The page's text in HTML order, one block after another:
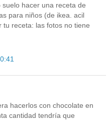
hacer una receta de
para niños (de ikea. acil
receta: las fotos no tiene
hacerlos con chocolate en
cantidad tendría que